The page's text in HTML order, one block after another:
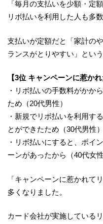
「毎月の支払いを少額・定
リボ払いを利用した人も多数
支払いが定額だと「家計の
ランスがとりやすい」とい
【3位 キャンペーンに惹かれ
・リボ払いの手数料がかか
ため（20代男性）
・新規でリボ払いを利用す
とができたため（30代男性）
・リボ払いにすると、ポイ
ーンがあったから（40代女性
「キャンペーンに惹かれて
多くなりました。
カード会社が実施している